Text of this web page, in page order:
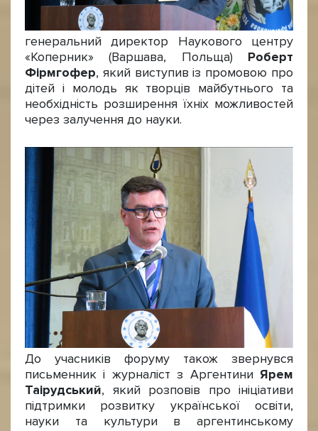
генеральний директор Наукового центру
«Коперник» (Варшава, Польща) Роберт
Фірмгофер, який виступив із промовою про
дітей і молодь як творців майбутнього та
необхідність розширення їхніх можливостей
через залучення до науки.
До учасників форуму також звернувся
письменник і журналіст з Аргентини Ярем
Таірудський, який розповів про ініціативи
підтримки розвитку української освіти,
науки та культури в аргентинському